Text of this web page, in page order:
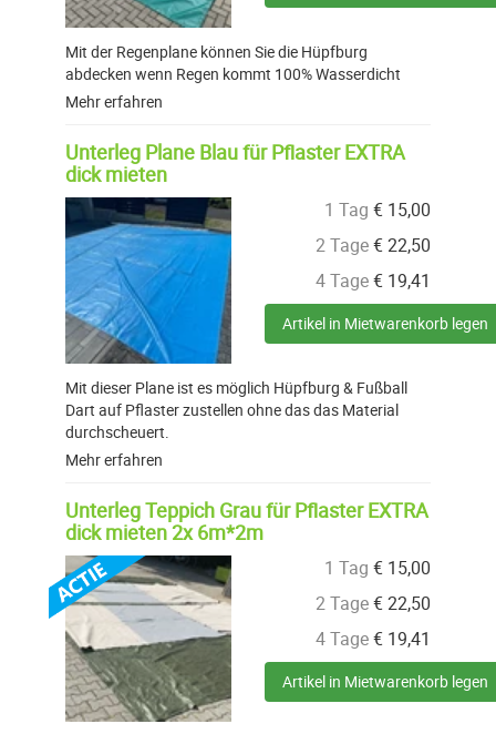
Mit der Regenplane können Sie die Hüpfburg
abdecken wenn Regen kommt 100% Wasserdicht
Mehr erfahren
Unterleg Plane Blau für Pflaster EXTRA
dick mieten
1 Tag € 15,00
2 Tage€22,50
4 Tage€ 19,41
Artikel in Mietwarenkorb legen
Mit dieser Plane ist es möglich Hüpfburg & Fußball
Dart auf Pflaster zustellen ohne das das Material
durchscheuert.
Mehr erfahren
Unterleg Teppich Grau für Pflaster EXTRA
dick mieten 2x 6m*2m
1 Tag € 15,00
2 Tage€22,50
4 Tage€ 19,41
Artikel in Mietwarenkorb legen